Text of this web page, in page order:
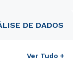
DE DADOS
Ver Tudo +